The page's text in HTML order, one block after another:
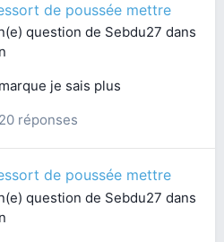
de poussée mettre
question de Sebdu27 dans
je sais plus
20 réponses
de poussée mettre
question de Sebdu27 dans